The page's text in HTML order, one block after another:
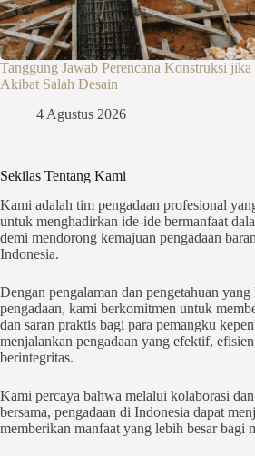
Tanggung Jawab Perencana Konstruksi
Akibat Salah Desain
4 Agustus 2026
Sekilas Tentang Kami
Kami adalah tim pengadaan profesional
untuk menghadirkan ide-ide bermanfaat
demi mendorong kemajuan pengadaan
Indonesia.
Dengan pengalaman dan pengetahuan
pengadaan, kami berkomitmen untuk
dan saran praktis bagi para pemangku
menjalankan pengadaan yang efektif,
berintegritas.
Kami percaya bahwa melalui kolaborasi
bersama, pengadaan di Indonesia dapat
memberikan manfaat yang lebih besar bagi